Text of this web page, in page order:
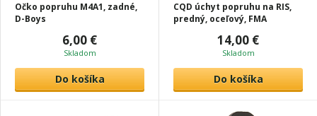
Očko popruhu M4A1, zadné,
D-Boys
6,00 €
Skladom
Do košíka
CQD úchyt popruhu na RIS,
predný, oceľový, FMA
14,00 €
Skladom
Do košíka